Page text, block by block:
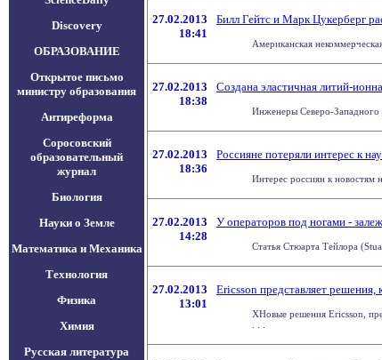
Discovery
ОБРАЗОВАНИЕ
Открытое письмо
министру образования
Антиреформа
Соросовский
образовательный
журнал
Биология
Науки о Земле
Математика и Механика
Технология
Физика
Химия
Русская литература
27.02.2013
18:41
Билл Гейтс и Марк Цукерберг
Американская
27.02.2013
18:38
Создана эластичная литий-
Инженеры Северо-Западного
27.02.2013
18:36
Россияне потеряли интерес к
Интерес россиян к новостям
27.02.2013
14:28
У операторов под ногами -
Статья Стюарта Тейлора
27.02.2013
13:01
Ericsson представляет
ХНовые решения Ericsson,